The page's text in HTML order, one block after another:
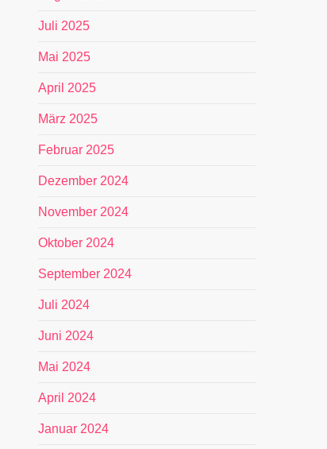
Juli 2025
Mai 2025
April 2025
März 2025
Februar 2025
Dezember 2024
November 2024
Oktober 2024
September 2024
Juli 2024
Juni 2024
Mai 2024
April 2024
Januar 2024